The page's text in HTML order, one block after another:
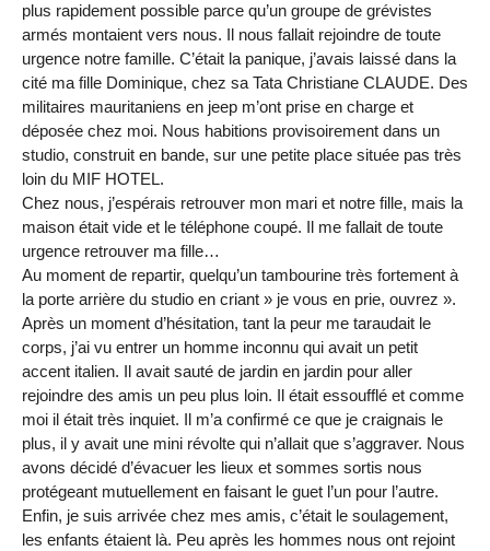
plus rapidement possible parce qu’un groupe de grévistes
armés montaient vers nous. Il nous fallait rejoindre de toute
urgence notre famille. C’était la panique, j’avais laissé dans la
cité ma fille Dominique, chez sa Tata Christiane CLAUDE. Des
militaires mauritaniens en jeep m’ont prise en charge et
déposée chez moi. Nous habitions provisoirement dans un
studio, construit en bande, sur une petite place située pas très
loin du MIF HOTEL.
Chez nous, j’espérais retrouver mon mari et notre fille, mais la
maison était vide et le téléphone coupé. Il me fallait de toute
urgence retrouver ma fille…
Au moment de repartir, quelqu’un tambourine très fortement à
la porte arrière du studio en criant » je vous en prie, ouvrez ».
Après un moment d’hésitation, tant la peur me taraudait le
corps, j’ai vu entrer un homme inconnu qui avait un petit
accent italien. Il avait sauté de jardin en jardin pour aller
rejoindre des amis un peu plus loin. Il était essoufflé et comme
moi il était très inquiet. Il m’a confirmé ce que je craignais le
plus, il y avait une mini révolte qui n’allait que s’aggraver. Nous
avons décidé d’évacuer les lieux et sommes sortis nous
protégeant mutuellement en faisant le guet l’un pour l’autre.
Enfin, je suis arrivée chez mes amis, c’était le soulagement,
les enfants étaient là. Peu après les hommes nous ont rejoint